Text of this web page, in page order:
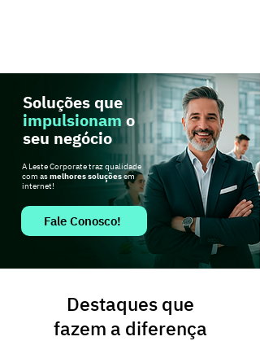
Soluções que
impulsionamo
seu negócio
A Leste Corporate traz qualidade
com asmelhores soluçõesem
internet!
Fale Conosco!
Destaques que
fazem a diferença